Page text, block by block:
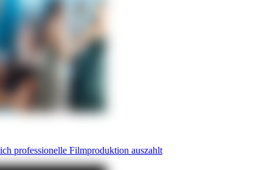
professionelle Filmproduktion auszahlt